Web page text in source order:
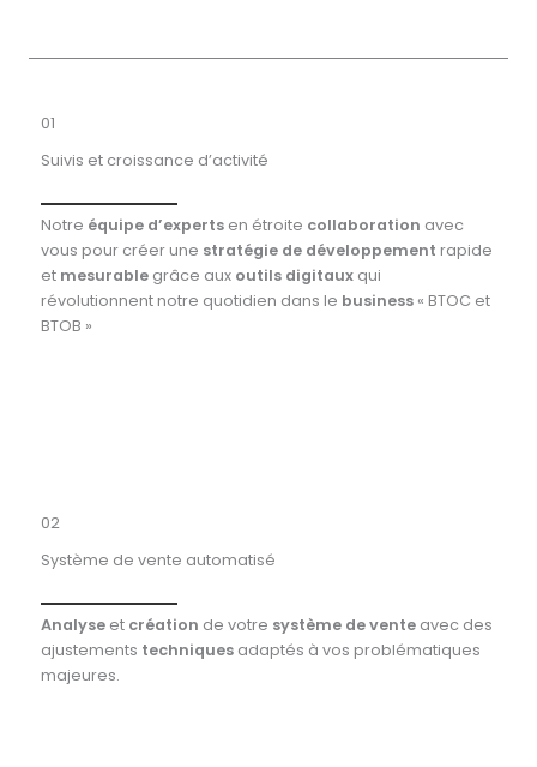
01
Suivis et croissance d’activité
Notre équipe d’experts en étroite collaboration avec
vous pour créer une stratégie de développement rapide
et mesurable grâce aux outils digitaux qui
révolutionnent notre quotidien dans le business « BTOC et
BTOB »
02
Système de vente automatisé
Analyse et création de votre système de vente avec des
ajustements techniques adaptés à vos problématiques
majeures.